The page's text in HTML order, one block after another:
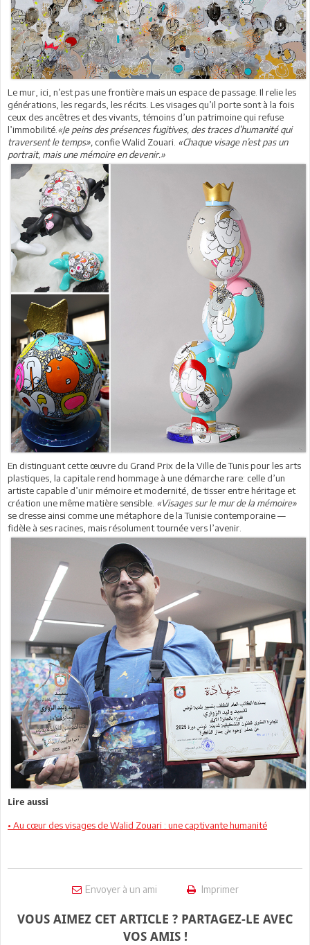
Le mur, ici, n’est pas une frontière mais un espace de passage. Il relie les
générations, les regards, les récits. Les visages qu’il porte sont à la fois
ceux des ancêtres et des vivants, témoins d’un patrimoine qui refuse
l’immobilité.«Je peins des présences fugitives, des traces d’humanité qui
traversent le temps», confie Walid Zouari. «Chaque visage n’est pas un
portrait, mais une mémoire en devenir.»
En distinguant cette œuvre du Grand Prix de la Ville de Tunis pour les arts
plastiques, la capitale rend hommage à une démarche rare: celle d’un
artiste capable d’unir mémoire et modernité, de tisser entre héritage et
création une même matière sensible. «Visages sur le mur de la mémoire»
se dresse ainsi comme une métaphore de la Tunisie contemporaine —
fidèle à ses racines, mais résolument tournée vers l’avenir.
Lire aussi
• Au cœur des visages de Walid Zouari : une captivante humanité
Envoyer à un ami Imprimer
VOUS AIMEZ CET ARTICLE ? PARTAGEZ-LE AVEC
VOS AMIS !